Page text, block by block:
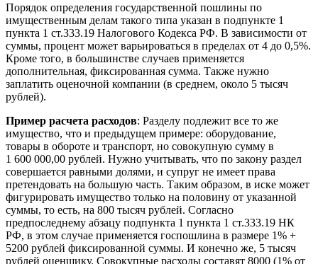
Порядок определения государственной пошлины по
имущественным делам такого типа указан в подпункте 1
пункта 1 ст.333.19 Налогового Кодекса РФ. В зависимости от
суммы, процент может варьироваться в пределах от 4 до 0,5%.
Кроме того, в большинстве случаев применяется
дополнительная, фиксированная сумма. Также нужно
заплатить оценочной компании (в среднем, около 5 тысяч
рублей).
Пример расчета расходов: Разделу подлежит все то же
имущество, что и предыдущем примере: оборудование,
товары в обороте и транспорт, но совокупную сумму в
1 600 000,00 рублей. Нужно учитывать, что по закону раздел
совершается равными долями, и супруг не имеет права
претендовать на большую часть. Таким образом, в иске может
фигурировать имущество только на половину от указанной
суммы, то есть, на 800 тысяч рублей. Согласно
предпоследнему абзацу подпункта 1 пункта 1 ст.333.19 НК
РФ, в этом случае применяется госпошлина в размере 1% +
5200 рублей фиксированной суммы. И конечно же, 5 тысяч
рублей оценщику. Совокупные расходы составят 8000 (1% от